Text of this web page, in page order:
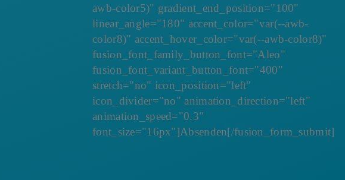
awb-color5)" gradient_end_position="100"
linear_angle="180" accent_color="var(--awb-
color8)" accent_hover_color="var(--awb-color8)"
fusion_font_family_button_font="Aleo"
fusion_font_variant_button_font="400"
stretch="no" icon_position="left"
icon_divider="no" animation_direction="left"
animation_speed="0.3"
font_size="16px"]Absenden[/fusion_form_submit]